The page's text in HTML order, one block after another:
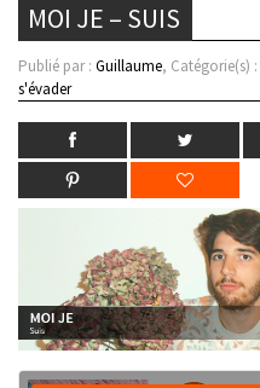
MOI JE – SUIS
Publié par : Guillaume, Catégorie(s) :
s'évader